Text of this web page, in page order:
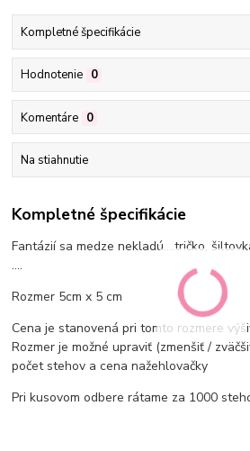
Kompletné špecifikácie
Hodnotenie 0
Komentáre 0
Na stiahnutie
Kompletné špecifikácie
Fantázií sa medze nekladú....tričko,
....
Rozmer 5cm x 5 cm
Cena je stanovená pri tomto rozmere
Rozmer je možné upraviť (zmenšiť /
počet stehov a cena nažehlovačky
Pri kusovom odbere rátame za 1000